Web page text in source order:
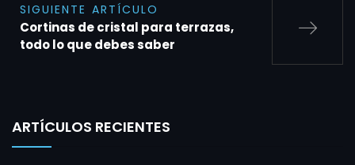
SIGUIENTE ARTÍCULO
Cortinas de cristal para terrazas,
todo lo que debes saber
ARTÍCULOS RECIENTES